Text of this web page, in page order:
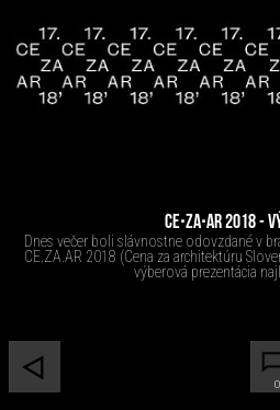
CE∙ZA∙AR 2018 -
Dnes večer boli slávnostne odovzdané v
CE.ZA.AR 2018 (Cena za architektúru
výberová prezentácia
0